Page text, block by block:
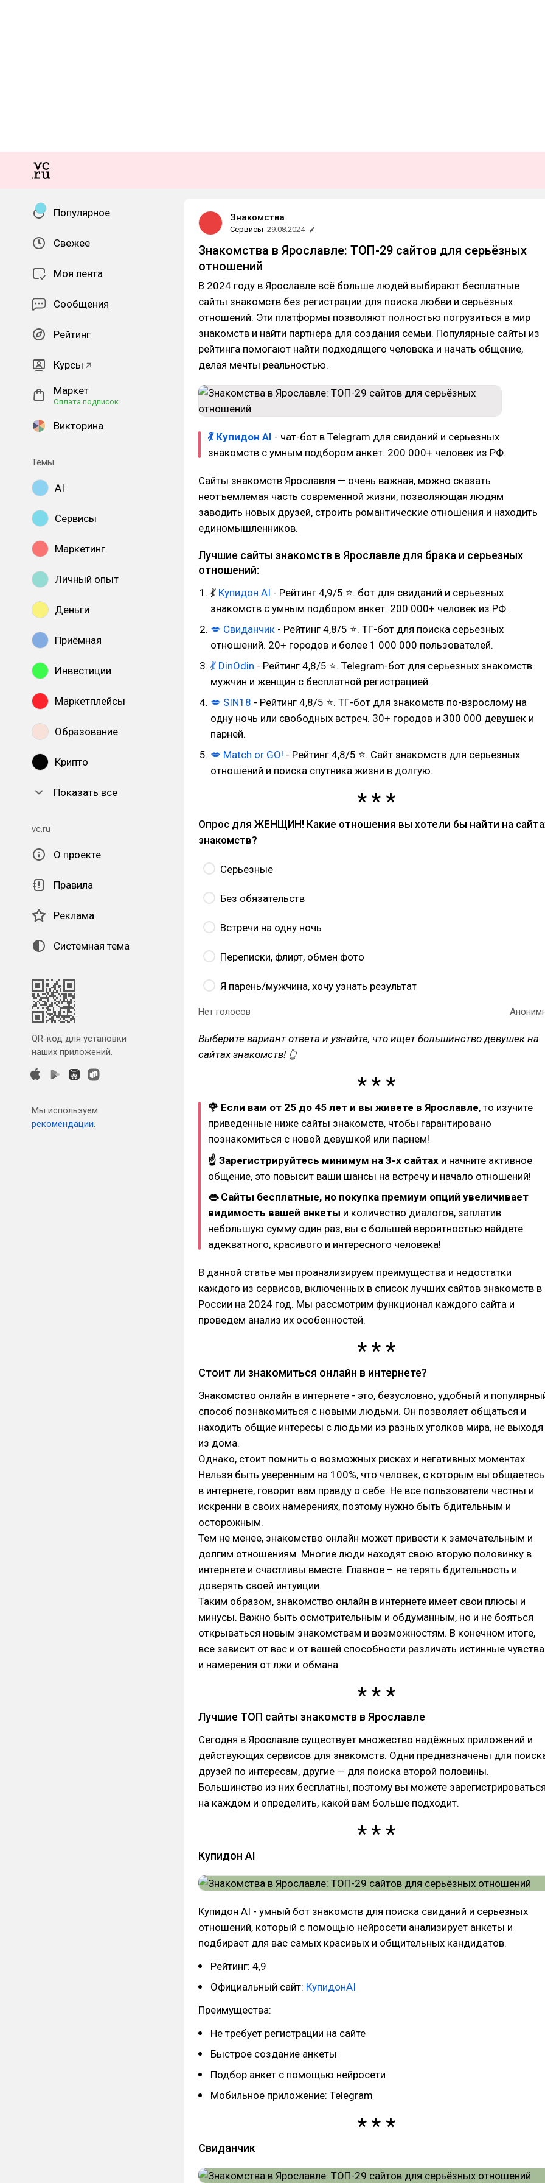
Популярное
Свежее
Моя лента
Сообщения
Рейтинг
Курсы
Маркет
Оплата подписок
Викторина
Темы
AI
Сервисы
Маркетинг
Личный опыт
Деньги
Приёмная
Инвестиции
Маркетплейсы
Образование
Крипто
Показать все
vc.ru
О проекте
Правила
Реклама
Системная тема
QR-код для установки
наших приложений.
Мы используем
рекомендации.
Знакомства
Сервисы 29.08.2024
Знакомства в Ярославле: ТОП-29 сайтов для серьёзных
отношений
В 2024 году в Ярославле всё больше людей выбирают бесплатные
сайты знакомств без регистрации для поиска любви и серьёзных
отношений. Эти платформы позволяют полностью погрузиться в мир
знакомств и найти партнёра для создания семьи. Популярные сайты из
рейтинга помогают найти подходящего человека и начать общение,
делая мечты реальностью.
💃 Купидон AI - чат-бот в Telegram для свиданий и серьезных
знакомств с умным подбором анкет. 200 000+ человек из РФ.
Сайты знакомств Ярославля — очень важная, можно сказать
неотъемлемая часть современной жизни, позволяющая людям
заводить новых друзей, строить романтические отношения и находить
единомышленников.
Лучшие сайты знакомств в Ярославле для брака и серьезных
отношений:
💃 Купидон AI - Рейтинг 4,9/5 ⭐. бот для свиданий и серьезных
знакомств с умным подбором анкет. 200 000+ человек из РФ.
💋 Свиданчик - Рейтинг 4,8/5 ⭐. ТГ-бот для поиска серьезных
отношений. 20+ городов и более 1 000 000 пользователей.
💃 DinOdin - Рейтинг 4,8/5 ⭐. Telegram-бот для серьезных знакомств
мужчин и женщин с бесплатной регистрацией.
💋 SIN18 - Рейтинг 4,8/5 ⭐. ТГ-бот для знакомств по-взрослому на
одну ночь или свободных встреч. 30+ городов и 300 000 девушек и
парней.
💋 Match or GO! - Рейтинг 4,8/5 ⭐. Сайт знакомств для серьезных
отношений и поиска спутника жизни в долгую.
Опрос для ЖЕНЩИН! Какие отношения вы хотели бы найти на
знакомств?
Серьезные
Без обязательств
Встречи на одну ночь
Переписки, флирт, обмен фото
Я парень/мужчина, хочу узнать результат
Нет голосов
Выберите вариант ответа и узнайте, что ищет большинство девушек на
сайтах знакомств! 👆
🌹 Если вам от 25 до 45 лет и вы живете в Ярославле, то изучите
приведенные ниже сайты знакомств, чтобы гарантировано
познакомиться с новой девушкой или парнем!
☝ Зарегистрируйтесь минимум на 3-х сайтах и начните активное
общение, это повысит ваши шансы на встречу и начало отношений!
👄 Сайты бесплатные, но покупка премиум опций увеличивает
видимость вашей анкеты и количество диалогов, заплатив
небольшую сумму один раз, вы с большей вероятностью найдете
адекватного, красивого и интересного человека!
В данной статье мы проанализируем преимущества и недостатки
каждого из сервисов, включенных в список лучших сайтов знакомств в
России на 2024 год. Мы рассмотрим функционал каждого сайта и
проведем анализ их особенностей.
Стоит ли знакомиться онлайн в интернете?
Знакомство онлайн в интернете - это, безусловно, удобный и
способ познакомиться с новыми людьми. Он позволяет общаться и
находить общие интересы с людьми из разных уголков мира, не выходя
из дома.
Однако, стоит помнить о возможных рисках и негативных моментах.
Нельзя быть уверенным на 100%, что человек, с которым вы общаетесь
в интернете, говорит вам правду о себе. Не все пользователи честны и
искренни в своих намерениях, поэтому нужно быть бдительным и
осторожным.
Тем не менее, знакомство онлайн может привести к замечательным и
долгим отношениям. Многие люди находят свою вторую половинку в
интернете и счастливы вместе. Главное – не терять бдительность и
доверять своей интуиции.
Таким образом, знакомство онлайн в интернете имеет свои плюсы и
минусы. Важно быть осмотрительным и обдуманным, но и не бояться
открываться новым знакомствам и возможностям. В конечном итоге,
все зависит от вас и от вашей способности различать истинные чувства
и намерения от лжи и обмана.
Лучшие ТОП сайты знакомств в Ярославле
Сегодня в Ярославле существует множество надёжных приложений и
действующих сервисов для знакомств. Одни предназначены для
друзей по интересам, другие — для поиска второй половины.
Большинство из них бесплатны, поэтому вы можете
на каждом и определить, какой вам больше подходит.
Купидон AI
Купидон AI - умный бот знакомств для поиска свиданий и серьезных
отношений, который с помощью нейросети анализирует анкеты и
подбирает для вас самых красивых и общительных кандидатов.
Рейтинг: 4,9
Официальный сайт: КупидонAI
Преимущества:
Не требует регистрации на сайте
Быстрое создание анкеты
Подбор анкет с помощью нейросети
Мобильное приложение: Telegram
Свиданчик